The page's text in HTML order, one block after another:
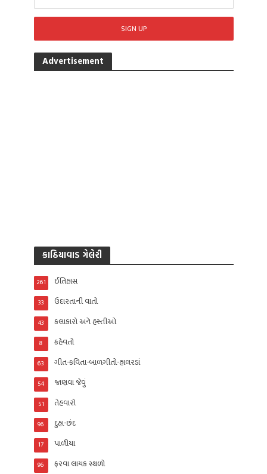
Advertisement
કાઠિયાવાડ ગેલેરી
ઈતિહાસ
261
ઉદારતાની વાતો
33
કલાકારો અને હસ્તીઓ
43
કહેવતો
8
ગીત-કવિતા-બાળગીતો-હાલરડાં
63
જાણવા જેવું
54
તેહવારો
51
દુહા-છંદ
96
પાળીયા
17
ફરવા લાયક સ્થળો
96